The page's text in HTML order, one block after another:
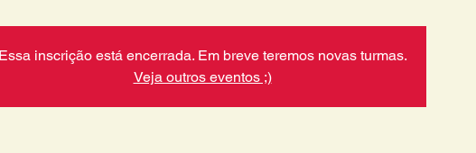
inscrição está encerrada. Em breve teremos novas turmas.
Veja outros eventos ;)